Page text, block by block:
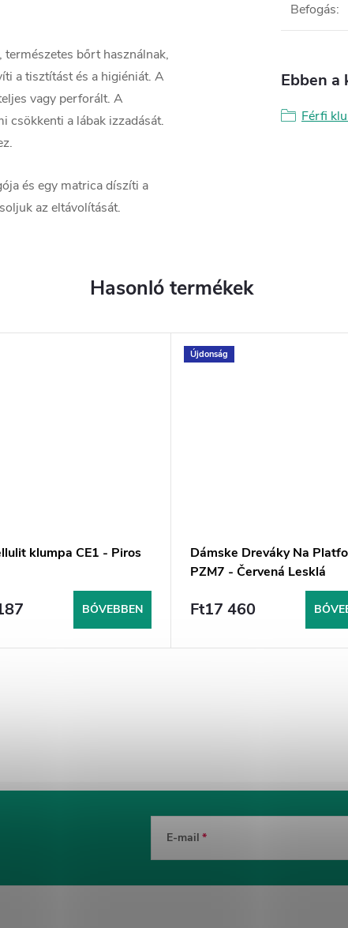
bőrt használnak,
a tisztítást és a higiéniát. A
vagy perforált. A
csökkenti a lábak izzadását.
és egy matrica díszíti a
az eltávolítását.
Befogás:
Ebben a
Férfi
klumpa CE1 - Piros
BŐVEBBEN
Újdonság
Dámske Dreváky Na
PZM7 - Červená Lesklá
Ft17 460
E-mail